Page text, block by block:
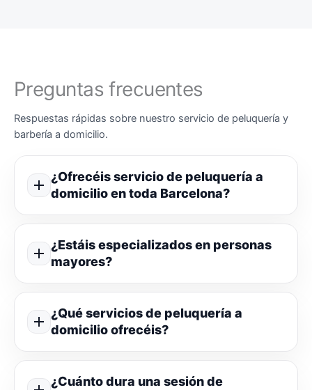
Preguntas frecuentes
Respuestas rápidas sobre nuestro servicio de peluquería y
barbería a domicilio.
¿Ofrecéis servicio de peluquería a
domicilio en toda Barcelona?
¿Estáis especializados en personas
mayores?
¿Qué servicios de peluquería a
domicilio ofrecéis?
¿Cuánto dura una sesión de